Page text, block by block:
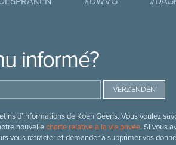
informé?
d’informations de Koen Geens. Vous voulez
nouvellecharte relative à la vie privée. Si vous
vous rétracter et demander à supprimer vos